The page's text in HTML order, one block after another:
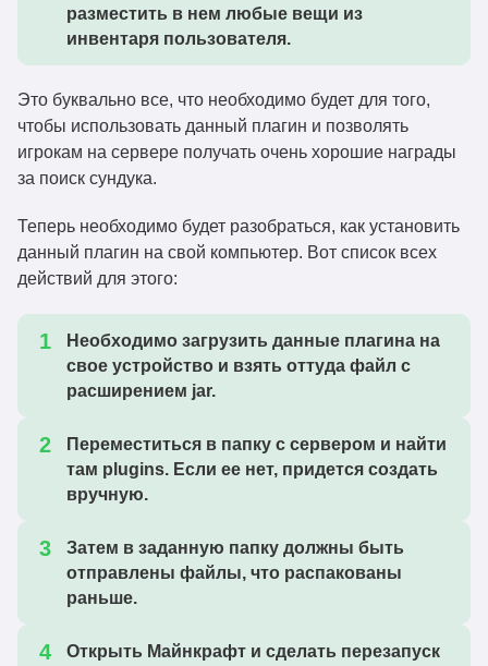
разместить в нем любые вещи из
инвентаря пользователя.
Это буквально все, что необходимо будет для того,
чтобы использовать данный плагин и позволять
игрокам на сервере получать очень хорошие награды
за поиск сундука.
Теперь необходимо будет разобраться, как установить
данный плагин на свой компьютер. Вот список всех
действий для этого:
Необходимо загрузить данные плагина на
свое устройство и взять оттуда файл с
расширением jar.
Переместиться в папку с сервером и найти
там plugins. Если ее нет, придется создать
вручную.
Затем в заданную папку должны быть
отправлены файлы, что распакованы
раньше.
Открыть Майнкрафт и сделать перезапуск